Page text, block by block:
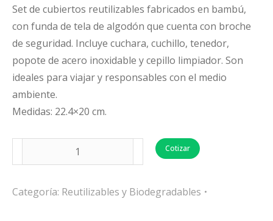
Set de cubiertos reutilizables fabricados en bambú,
con funda de tela de algodón que cuenta con broche
de seguridad. Incluye cuchara, cuchillo, tenedor,
popote de acero inoxidable y cepillo limpiador. Son
ideales para viajar y responsables con el medio
ambiente.
Medidas: 22.4×20 cm.
Cotizar
Categoría: Reutilizables y Biodegradables